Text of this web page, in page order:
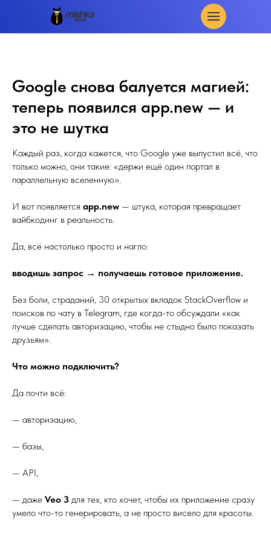
Google снова балуется магией:
теперь появился app.new — и
это не шутка
Каждый раз, когда кажется, что Google уже выпустил всё, что
только можно, они такие: «держи ещё один портал в
параллельную вселенную».
И вот появляется app.new — штука, которая превращает
вайбкодинг в реальность.
Да, всё настолько просто и нагло:
вводишь запрос → получаешь готовое приложение.
Без боли, страданий, 30 открытых вкладок StackOverflow и
поисков по чату в Telegram, где когда-то обсуждали «как
лучше сделать авторизацию, чтобы не стыдно было показать
друзьям».
Что можно подключить?
Да почти всё:
— авторизацию,
— базы,
— API,
— даже Veo 3 для тех, кто хочет, чтобы их приложение сразу
умело что-то генерировать, а не просто висело для красоты.